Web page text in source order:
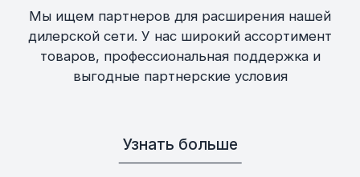
Мы ищем партнеров для расширения нашей
дилерской сети. У нас широкий ассортимент
товаров, профессиональная поддержка и
выгодные партнерские условия
Узнать больше